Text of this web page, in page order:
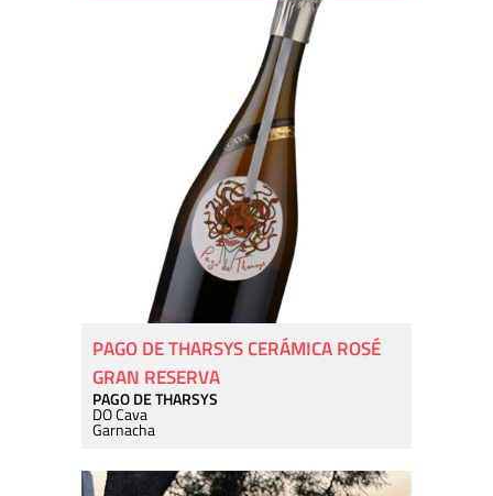
PAGO DE THARSYS CERÁMICA ROSÉ
GRAN RESERVA
PAGO DE THARSYS
DO Cava
Garnacha